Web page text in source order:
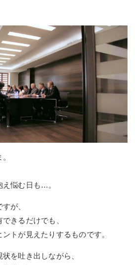
悩む日も…。
が、
きるだけでも、
トが見えたりするものです。
を吐き出しながら、